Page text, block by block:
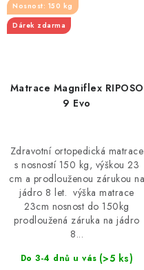
Matrace Magniflex RIPOSO
9 Evo
Nosnost: 150 kg
Dárek zdarma
Do 3-4 dnů u vás (>5 ks)
Zdravotní ortopedická matrace
s nosností 150 kg, výškou 23
cm a prodlouženou zárukou na
jádro 8 let. výška matrace
23cm nosnost do 150kg
prodloužená záruka na jádro
8...